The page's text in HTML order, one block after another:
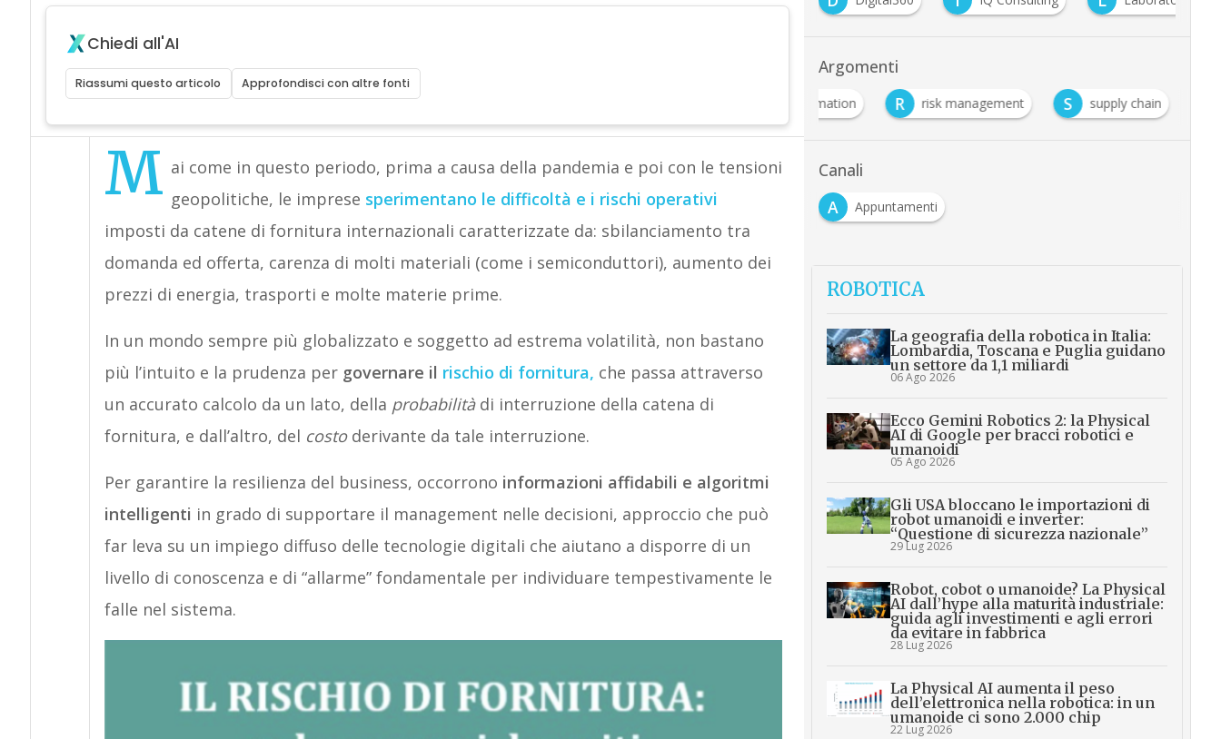
Chiedi all'AI
Riassumi questo articolo Approfondisci con altre fonti
M ai come in questo periodo, prima a causa della pandemia e poi con le tensioni
geopolitiche, le imprese sperimentano le difficoltà e i rischi operativi
imposti da catene di fornitura internazionali caratterizzate da: sbilanciamento tra
domanda ed offerta, carenza di molti materiali (come i semiconduttori), aumento dei
prezzi di energia, trasporti e molte materie prime.
In un mondo sempre più globalizzato e soggetto ad estrema volatilità, non bastano
più l’intuito e la prudenza per governare il rischio di fornitura, che passa attraverso
un accurato calcolo da un lato, della probabilitàdi interruzione della catena di
fornitura, e dall’altro, del costoderivante da tale interruzione.
Per garantire la resilienza del business, occorrono informazioni affidabili e algoritmi
intelligenti in grado di supportare il management nelle decisioni, approccio che può
far leva su un impiego diffuso delle tecnologie digitali che aiutano a disporre di un
livello di conoscenza e di “allarme” fondamentale per individuare tempestivamente le
falle nel sistema.
Argomenti
Digital Transformation R risk management S supply chain
Canali
A
Appuntamenti
ROBOTICA
La geografia della robotica in Italia:
Lombardia, Toscana e Puglia guidano
un settore da 1,1 miliardi
06 Ago 2026
Ecco Gemini Robotics 2: la Physical
AI di Google per bracci robotici e
umanoidi
05 Ago 2026
Gli USA bloccano le importazioni di
robot umanoidi e inverter:
“Questione di sicurezza nazionale”
29 Lug 2026
Robot, cobot o umanoide? La Physical
AI dall’hype alla maturità industriale:
guida agli investimenti e agli errori
da evitare in fabbrica
28 Lug 2026
La Physical AI aumenta il peso
dell’elettronica nella robotica: in un
umanoide ci sono 2.000 chip
22 Lug 2026